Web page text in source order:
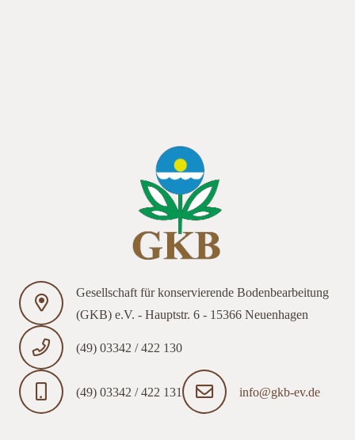
Gesellschaft für konservierende Bodenbearbeitung
(GKB) e.V. - Hauptstr. 6 - 15366 Neuenhagen
(49) 03342 / 422 130
(49) 03342 / 422 131 info@gkb-ev.de